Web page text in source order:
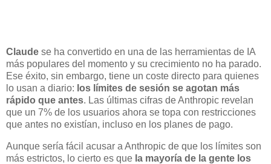
Claude se ha convertido en una de las herramientas de IA
más populares del momento y su crecimiento no ha parado.
Ese éxito, sin embargo, tiene un coste directo para quienes
lo usan a diario: los límites de sesión se agotan más
rápido que antes. Las últimas cifras de Anthropic revelan
que un 7% de los usuarios ahora se topa con restricciones
que antes no existían, incluso en los planes de pago.
Aunque sería fácil acusar a Anthropic de que los límites son
más estrictos, lo cierto es que la mayoría de la gente los